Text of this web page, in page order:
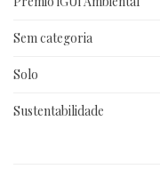
Sem categoria
Solo
Sustentabilidade